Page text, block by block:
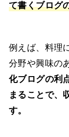
て書くブログ
例えば、料理
分野や興味の
化ブログの利
まることで、
す。